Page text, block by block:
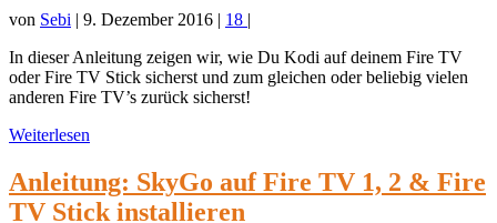
von Sebi | 9. Dezember 2016 | 18 |
In dieser Anleitung zeigen wir, wie Du Kodi auf deinem Fire TV
oder Fire TV Stick sicherst und zum gleichen oder beliebig vielen
anderen Fire TV’s zurück sicherst!
Weiterlesen
Anleitung: SkyGo auf Fire TV 1, 2 & Fire
TV Stick installieren